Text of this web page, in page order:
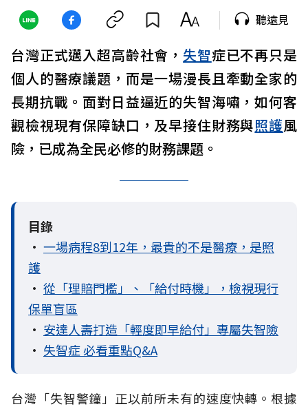
聽遠見
台灣正式邁入超高齡社會， 失智症已不再只是
個人的醫療議題，而是一場漫長且牽動全家的
長期抗戰。面對日益逼近的失智海嘯，如何客
觀檢視現有保障缺口，及早接住財務與照護風
險，已成為全民必修的財務課題。
目錄
• 一場病程8到12年，最貴的不是醫療，是照
護
• 從「理賠門檻」、「給付時機」，檢視現行
保單盲區
• 安達人壽打造「輕度即早給付」專屬失智險
• 失智症 必看重點Q&A
台灣「失智警鐘」正以前所未有的速度快轉。根據